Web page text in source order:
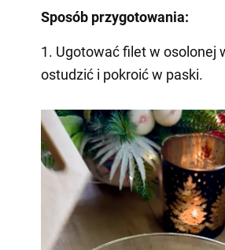
Sposób przygotowania:
1. Ugotować filet w osolonej
ostudzić i pokroić w paski.